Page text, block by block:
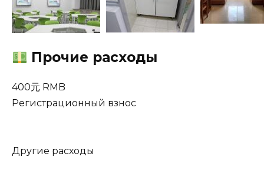
Прочие расходы
400元 RMB
Регистрационный взнос
Другие расходы